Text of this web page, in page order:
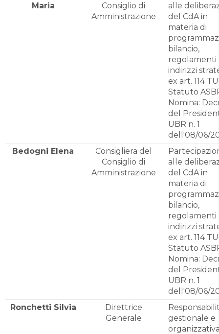
Maria
Consiglio di
Amministrazione
alle
del CdA in
materia di
bilancio,
regolamenti
indirizzi
ex art. 114
Statuto
Nomina:
del
UBR n. 1
dell'08/06/
Bedogni Elena
Consigliera del
Consiglio di
Amministrazione
alle
del CdA in
materia di
bilancio,
regolamenti
indirizzi
ex art. 114
Statuto
Nomina:
del
UBR n. 1
dell'08/06/
Ronchetti Silvia
Direttrice
Generale
gestionale e